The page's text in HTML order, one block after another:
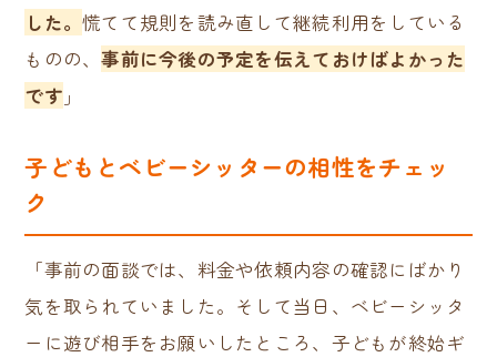
した。慌てて規則を読み直して継続利用をしている
ものの、事前に今後の予定を伝えておけばよかった
です 」
子どもとベビーシッターの相性をチェッ
ク
「事前の面談では、料金や依頼内容の確認にばかり
気を取られていました。そして当日、ベビーシッタ
ーに遊び相手をお願いしたところ、子どもが終始ギ